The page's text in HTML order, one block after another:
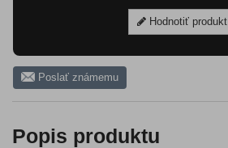
Hodnotiť produkt
Poslať známemu
Popis produktu